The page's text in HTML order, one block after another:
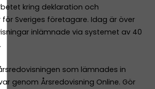
kring deklaration och
Sveriges företagare. Idag är över
inlämnade via systemet av 40
som lämnades in
genom Årsredovisning Online. Gör